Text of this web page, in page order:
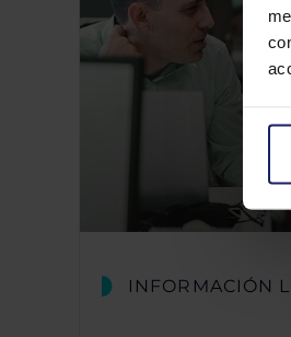
INFORMACIÓN